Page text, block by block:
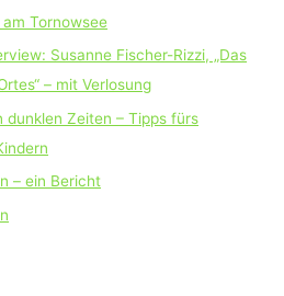
Tornowsee
Susanne Fischer-Rizzi, „Das
– mit Verlosung
dunklen Zeiten – Tipps fürs
– ein Bericht